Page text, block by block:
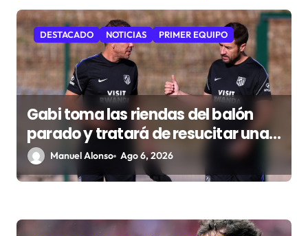
e
e
n
t
a
d
a
DESTACADO NOTICIAS PRIMER EQUIPO
Gabi toma las riendas del balón
parado y tratará de resucitar una
faceta que Simeone desea
recuperar
Manuel Alonso Ago 6, 2026